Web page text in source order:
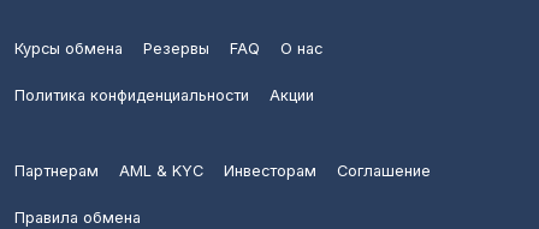
Курсы обмена Резервы FAQ О нас
Политика конфиденциальности Акции
Партнерам AML & KYC Инвесторам Соглашение
Правила обмена